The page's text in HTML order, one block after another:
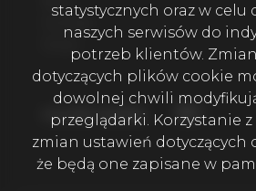
Kontakt
social media Facebook
statystycznych oraz w celu
naszych serwisów do
potrzeb klientów.
dotyczących plików cookie
dowolnej chwili
przeglądarki. Korzystanie
zmian ustawień dotyczących
że będą one zapisane w